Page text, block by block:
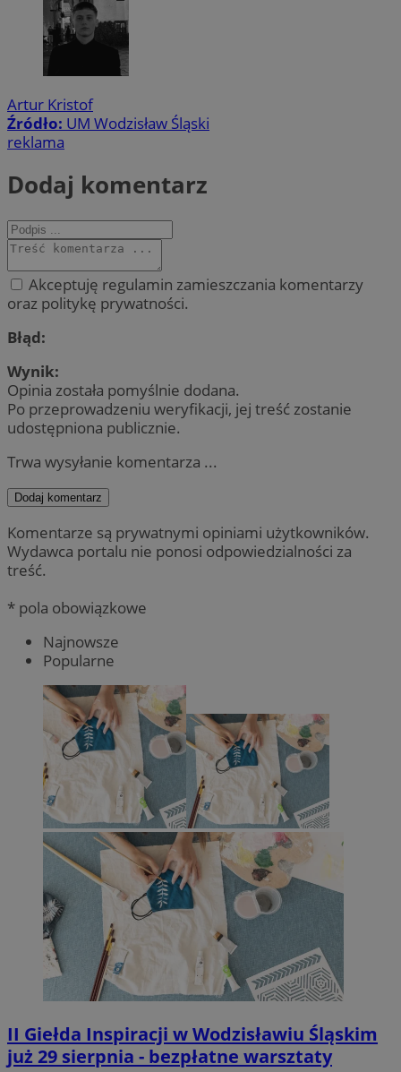
Artur Kristof
Źródło: UM Wodzisław Śląski
reklama
Dodaj komentarz
Akceptuję regulamin zamieszczania komentarzy
oraz politykę prywatności.
Błąd:
Wynik:
Opinia została pomyślnie dodana.
Po przeprowadzeniu weryfikacji, jej treść zostanie
udostępniona publicznie.
Trwa wysyłanie komentarza ...
Dodaj komentarz
Komentarze są prywatnymi opiniami użytkowników.
Wydawca portalu nie ponosi odpowiedzialności za
treść.
* pola obowiązkowe
Najnowsze
Popularne
II Giełda Inspiracji w Wodzisławiu Śląskim
już 29 sierpnia - bezpłatne warsztaty